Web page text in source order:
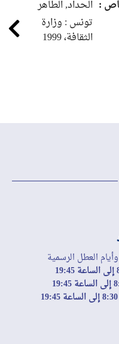
: الحداد, الطاهر‏
تونس : وزارة
الثقافة، 1999
العطل الرسمية